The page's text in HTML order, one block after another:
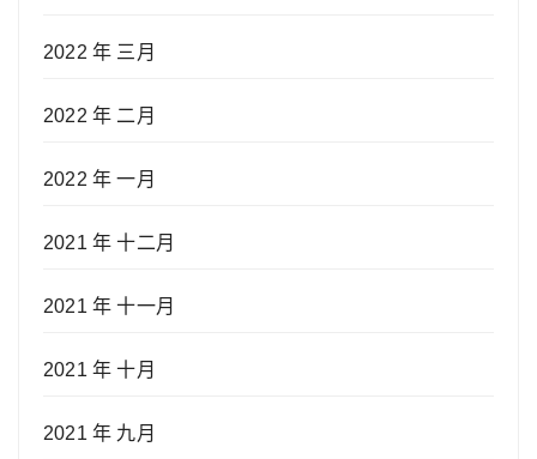
2022 年 三月
2022 年 二月
2022 年 一月
2021 年 十二月
2021 年 十一月
2021 年 十月
2021 年 九月